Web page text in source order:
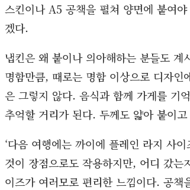
스킨이나 A5 공책을 펼쳐 양면에 붙여
겠다.
냅킨은 왜 붙이나 의아해하는 분들도
명함만큼, 때로는 명함 이상으로 디자
은 그렇지 않다. 음식과 함께 가게를 기
추억할 거리가 된다. 두께도 얇아 붙이
‘다음 여행에는 까이에 플레인 라지 사
것이 장점으로도 작용하지만, 어디 갔
이즈가 여러모로 편리한 느낌이다. 공